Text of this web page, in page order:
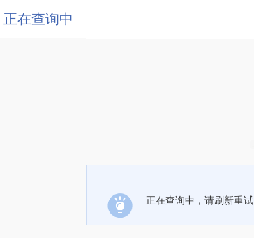
正在查询中
正在查询中，请刷新重试